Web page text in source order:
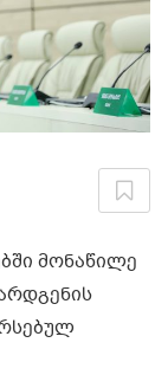
მონაწილე